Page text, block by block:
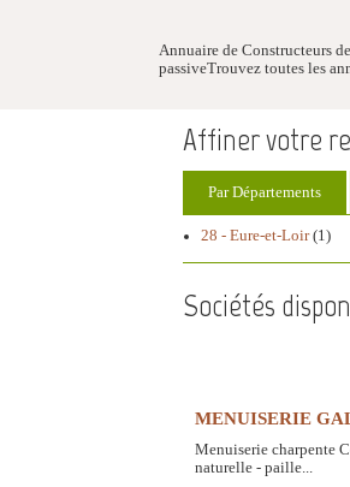
Annuaire de Constructeurs
passiveTrouvez toutes les
Affiner votre
Par Départements
28 - Eure-et-Loir(1)
Sociétés
MENUISERIE
Menuiserie charpente
naturelle - paille...